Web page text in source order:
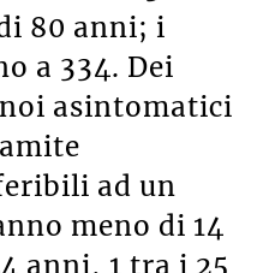
80 anni; i
a 334. Dei
asintomatici
ad un
meno di 14
anni, 1 tra i 25